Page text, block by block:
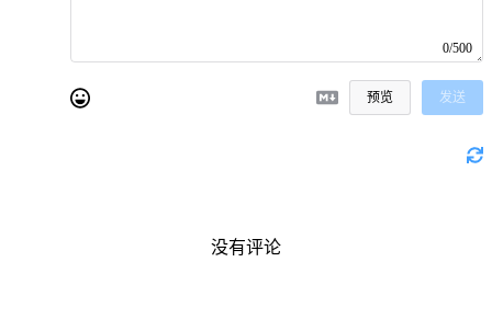
0/500
预览 发送
没有评论